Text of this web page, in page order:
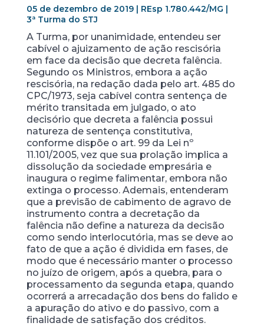
05 de dezembro de 2019 | REsp 1.780.442/MG |
3ª Turma do STJ
A Turma, por unanimidade, entendeu ser
cabível o ajuizamento de ação rescisória
em face da decisão que decreta falência.
Segundo os Ministros, embora a ação
rescisória, na redação dada pelo art. 485 do
CPC/1973, seja cabível contra sentença de
mérito transitada em julgado, o ato
decisório que decreta a falência possui
natureza de sentença constitutiva,
conforme dispõe o art. 99 da Lei nº
11.101/2005, vez que sua prolação implica a
dissolução da sociedade empresária e
inaugura o regime falimentar, embora não
extinga o processo. Ademais, entenderam
que a previsão de cabimento de agravo de
instrumento contra a decretação da
falência não define a natureza da decisão
como sendo interlocutória, mas se deve ao
fato de que a ação é dividida em fases, de
modo que é necessário manter o processo
no juízo de origem, após a quebra, para o
processamento da segunda etapa, quando
ocorrerá a arrecadação dos bens do falido e
a apuração do ativo e do passivo, com a
finalidade de satisfação dos créditos.